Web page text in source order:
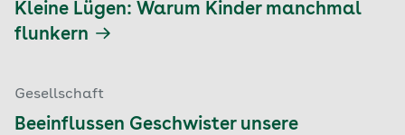
Kleine Lügen: Warum Kinder manchmal
flunkern
Gesellschaft
Beeinflussen Geschwister unsere